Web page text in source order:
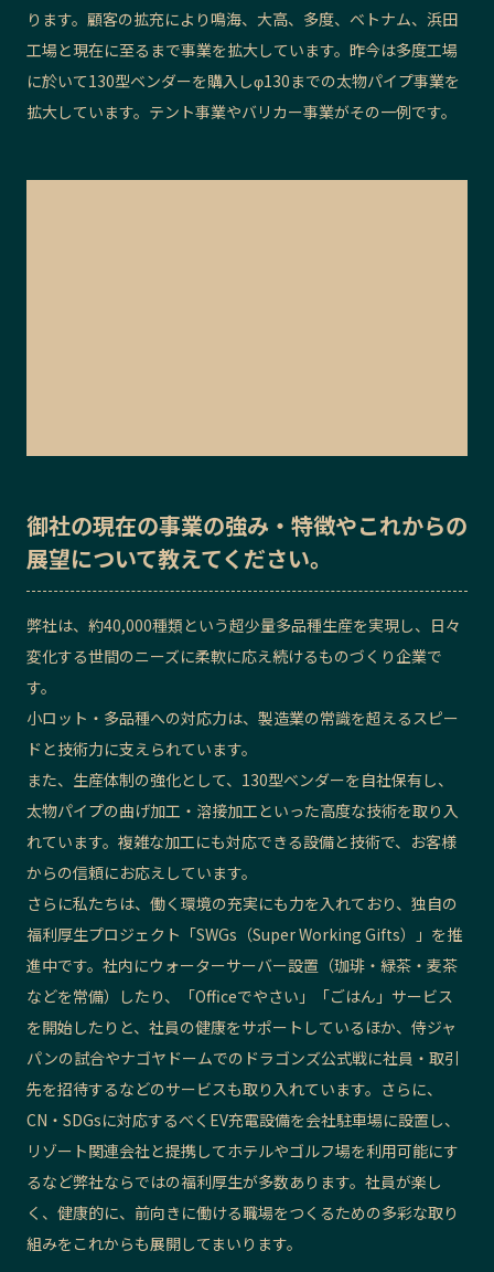
ります。顧客の拡充により鳴海、大高、多度、ベトナム、浜田
工場と現在に至るまで事業を拡大しています。昨今は多度工場
に於いて130型ベンダーを購入しφ130までの太物パイプ事業を
拡大しています。テント事業やバリカー事業がその一例です。
御社の現在の事業の強み・特徴やこれからの
展望について教えてください。
弊社は、約40,000種類という超少量多品種生産を実現し、日々
変化する世間のニーズに柔軟に応え続けるものづくり企業で
す。
小ロット・多品種への対応力は、製造業の常識を超えるスピー
ドと技術力に支えられています。
また、生産体制の強化として、130型ベンダーを自社保有し、
太物パイプの曲げ加工・溶接加工といった高度な技術を取り入
れています。複雑な加工にも対応できる設備と技術で、お客様
からの信頼にお応えしています。
さらに私たちは、働く環境の充実にも力を入れており、独自の
福利厚生プロジェクト「SWGs（Super Working Gifts）」を推
進中です。社内にウォーターサーバー設置（珈琲・緑茶・麦茶
などを常備）したり、「Officeでやさい」「ごはん」サービス
を開始したりと、社員の健康をサポートしているほか、侍ジャ
パンの試合やナゴヤドームでのドラゴンズ公式戦に社員・取引
先を招待するなどのサービスも取り入れています。さらに、
CN・SDGsに対応するべくEV充電設備を会社駐車場に設置し、
リゾート関連会社と提携してホテルやゴルフ場を利用可能にす
るなど弊社ならではの福利厚生が多数あります。社員が楽し
く、健康的に、前向きに働ける職場をつくるための多彩な取り
組みをこれからも展開してまいります。